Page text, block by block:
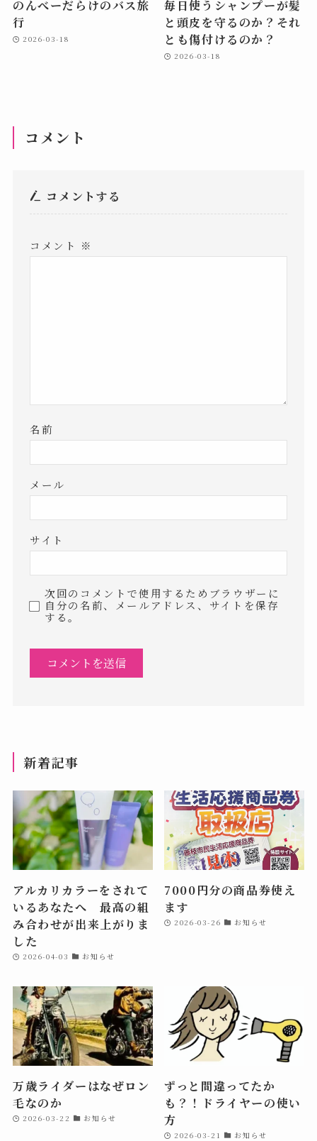
のんべーだらけのバス旅
行
2026-03-18
毎日使うシャンプーが髪
と頭皮を守るのか？それ
とも傷付けるのか？
2026-03-18
コメント
コメントする
コメント ※
名前
メール
サイト
次回のコメントで使用するためブラウザーに
自分の名前、メールアドレス、サイトを保存
する。
新着記事
アルカリカラーをされて
いるあなたへ 最高の組
み合わせが出来上がりま
した
2026-04-03 お知らせ
7000円分の商品券使え
ます
2026-03-26 お知らせ
万歳ライダーはなぜロン
毛なのか
2026-03-22 お知らせ
ずっと間違ってたか
も？！ドライヤーの使い
方
2026-03-21 お知らせ